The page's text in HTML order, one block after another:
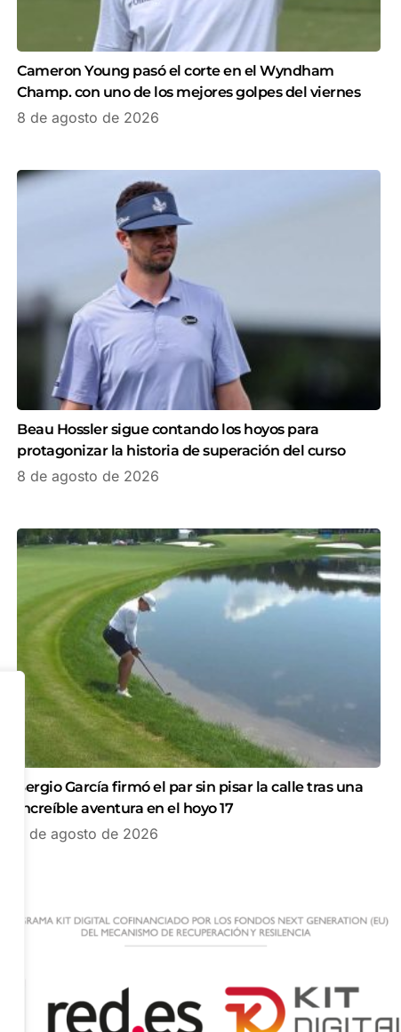
Cameron Young pasó el corte en el Wyndham
Champ. con uno de los mejores golpes del viernes
8 de agosto de 2026
Beau Hossler sigue contando los hoyos para
protagonizar la historia de superación del curso
8 de agosto de 2026
Sergio García firmó el par sin pisar la calle tras una
increíble aventura en el hoyo 17
7 de agosto de 2026